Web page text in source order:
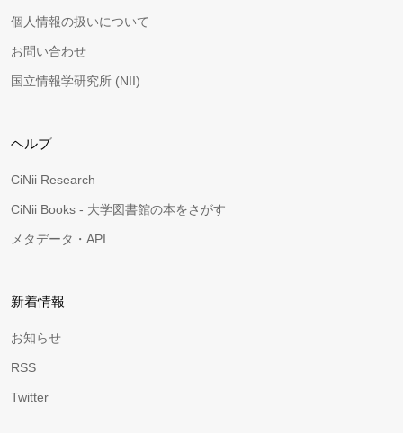
個人情報の扱いについて
お問い合わせ
国立情報学研究所 (NII)
ヘルプ
CiNii Research
CiNii Books - 大学図書館の本をさがす
メタデータ・API
新着情報
お知らせ
RSS
Twitter